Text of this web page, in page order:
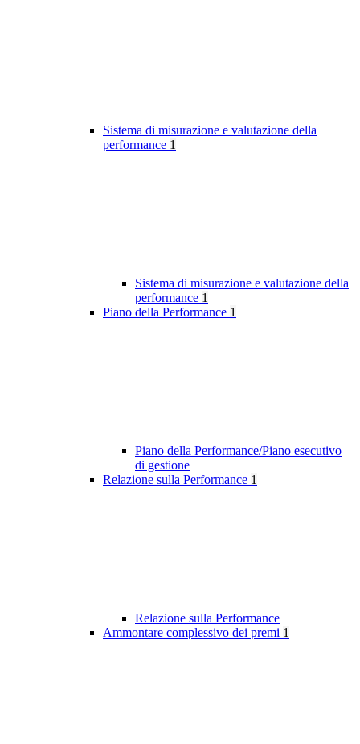
Sistema di misurazione e valutazione della
performance 1
Sistema di misurazione e valutazione della
performance 1
Piano della Performance 1
Piano della Performance/Piano esecutivo
di gestione
Relazione sulla Performance 1
Relazione sulla Performance
Ammontare complessivo dei premi 1